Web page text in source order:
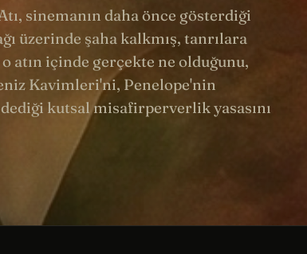
sinemanın daha önce gösterdiği
üzerinde şaha kalkmış, tanrılara
atın içinde gerçekte ne olduğunu,
Kavimleri'ni, Penelope'nin
kutsal misafirperverlik yasasını